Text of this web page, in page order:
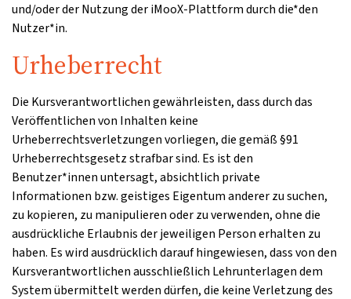
und/oder der Nutzung der iMooX-Plattform durch die*den
Nutzer*in.
Urheberrecht
Die Kursverantwortlichen gewährleisten, dass durch das
Veröffentlichen von Inhalten keine
Urheberrechtsverletzungen vorliegen, die gemäß §91
Urheberrechtsgesetz strafbar sind. Es ist den
Benutzer*innen untersagt, absichtlich private
Informationen bzw. geistiges Eigentum anderer zu suchen,
zu kopieren, zu manipulieren oder zu verwenden, ohne die
ausdrückliche Erlaubnis der jeweiligen Person erhalten zu
haben. Es wird ausdrücklich darauf hingewiesen, dass von den
Kursverantwortlichen ausschließlich Lehrunterlagen dem
System übermittelt werden dürfen, die keine Verletzung des